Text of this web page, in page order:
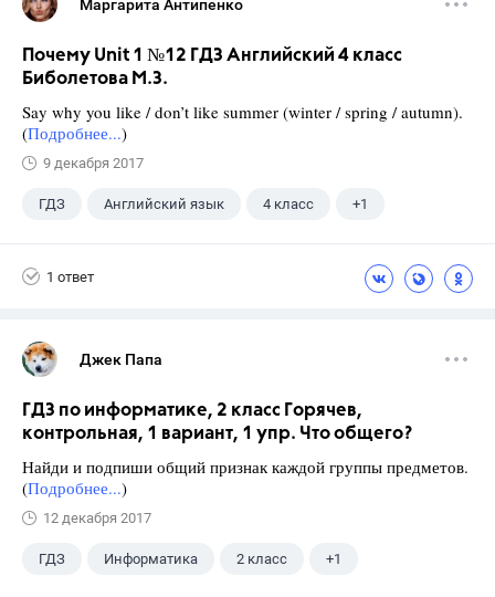
Маргарита Антипенко
Почему Unit 1 №12 ГДЗ Английский 4 класс
Биболетова М.З.
Say why you like / don’t like summer (winter / spring / autumn).
(Подробнее...)
9 декабря 2017
ГДЗ Английский язык 4 класс +1
1 ответ
Джек Папа
ГДЗ по информатике, 2 класс Горячев,
контрольная, 1 вариант, 1 упр. Что общего?
Найди и подпиши общий признак каждой группы предметов.
(Подробнее...)
12 декабря 2017
ГДЗ Информатика 2 класс +1